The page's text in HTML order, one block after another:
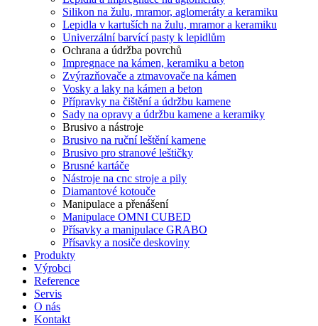
Silikon na žulu, mramor, aglomeráty a keramiku
Lepidla v kartuších na žulu, mramor a keramiku
Univerzální barvící pasty k lepidlům
Ochrana a údržba povrchů
Impregnace na kámen, keramiku a beton
Zvýrazňovače a ztmavovače na kámen
Vosky a laky na kámen a beton
Přípravky na čištění a údržbu kamene
Sady na opravy a údržbu kamene a keramiky
Brusivo a nástroje
Brusivo na ruční leštění kamene
Brusivo pro stranové leštičky
Brusné kartáče
Nástroje na cnc stroje a pily
Diamantové kotouče
Manipulace a přenášení
Manipulace OMNI CUBED
Přísavky a manipulace GRABO
Přísavky a nosiče deskoviny
Produkty
Výrobci
Reference
Servis
O nás
Kontakt